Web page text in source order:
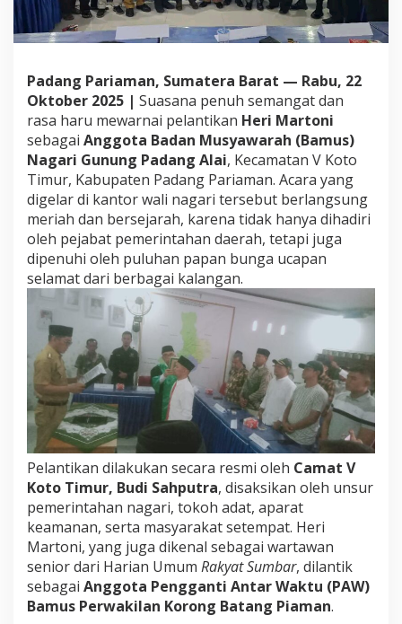
U
c
a
k
a
n
S
e
l
a
m
a
t
K
e
p
a
d
a
H
e
r
i
M
t
o
n
i
M
e
l
a
l
u
i
Padang Pariaman, Sumatera Barat — Rabu, 22
Oktober 2025 | Suasana penuh semangat dan
rasa haru mewarnai pelantikan Heri Martoni
sebagai Anggota Badan Musyawarah (Bamus)
Nagari Gunung Padang Alai, Kecamatan V Koto
Timur, Kabupaten Padang Pariaman. Acara yang
digelar di kantor wali nagari tersebut berlangsung
meriah dan bersejarah, karena tidak hanya dihadiri
oleh pejabat pemerintahan daerah, tetapi juga
dipenuhi oleh puluhan papan bunga ucapan
selamat dari berbagai kalangan.
Pelantikan dilakukan secara resmi oleh Camat V
Koto Timur, Budi Sahputra, disaksikan oleh unsur
pemerintahan nagari, tokoh adat, aparat
keamanan, serta masyarakat setempat. Heri
Martoni, yang juga dikenal sebagai wartawan
senior dari Harian Umum Rakyat Sumbar, dilantik
sebagai Anggota Pengganti Antar Waktu (PAW)
Bamus Perwakilan Korong Batang Piaman.